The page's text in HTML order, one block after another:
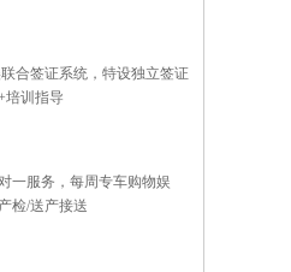
合签证系统，特设独立签证
培训指导
一服务，每周专车购物娱
检/送产接送